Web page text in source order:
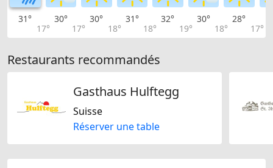
31°
17°
30°
17°
30°
18°
31°
18°
32°
19°
30°
18°
28°
17°
Restaurants recommandés
Gasthaus Hulftegg
Suisse
Réserver une table